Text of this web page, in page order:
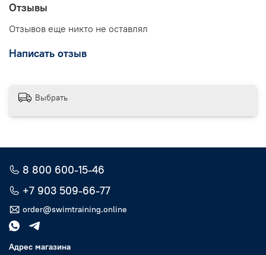
Отзывы
Отзывов еще никто не оставлял
Написать отзыв
Выбрать
8 800 600-15-46
+7 903 509-66-77
order@swimtraining.online
Адрес магазина